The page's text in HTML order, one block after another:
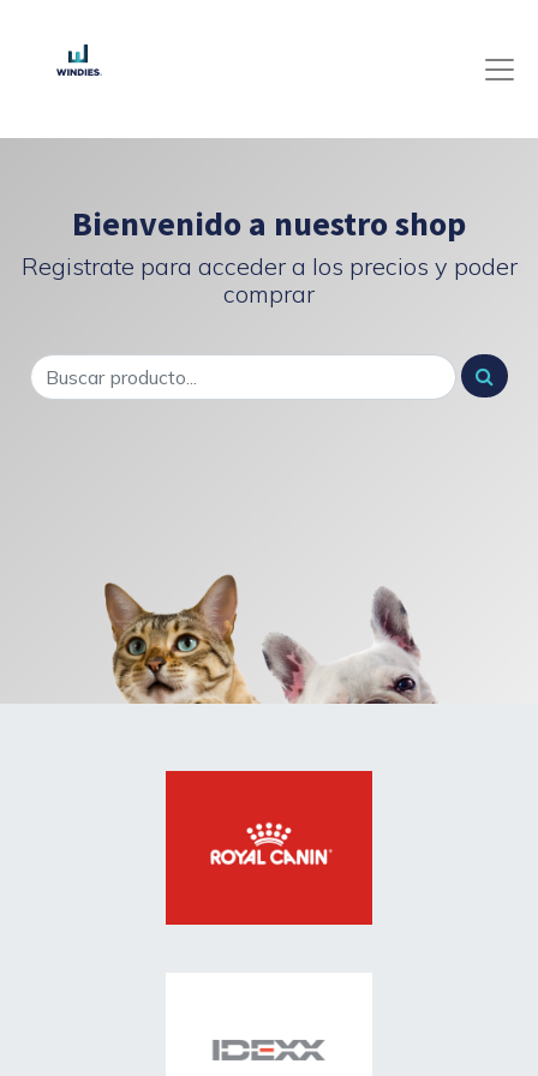
Bienvenido a nuestro shop
Registrate para acceder a los precios y poder
comprar